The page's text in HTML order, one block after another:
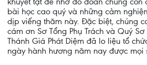
bài học cao quý và những cảm
dịp viếng thăm này. Đặc biệt, chúng
cám ơn Sơ Tổng Phụ Trách và Quý
Thánh Giá Phát Diệm đã lo liệu tổ
ngày hành hương năm nay được mọi